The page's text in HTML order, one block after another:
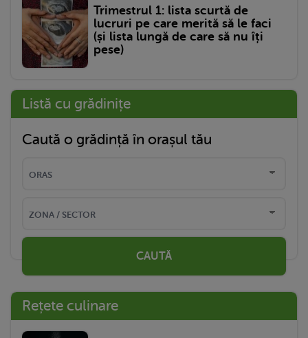
Trimestrul 1: lista scurtă de
lucruri pe care merită să le faci
(și lista lungă de care să nu îți
pese)
Listă cu grădinițe
Caută o grădință în orașul tău
CAUTĂ
Rețete culinare